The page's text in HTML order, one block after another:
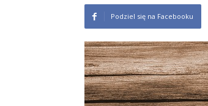
Podziel się na Facebooku